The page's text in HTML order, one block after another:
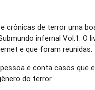
crônicas de terror uma
infernal Vol.1. O
e que foram reunidas.
e conta casos que
do terror.